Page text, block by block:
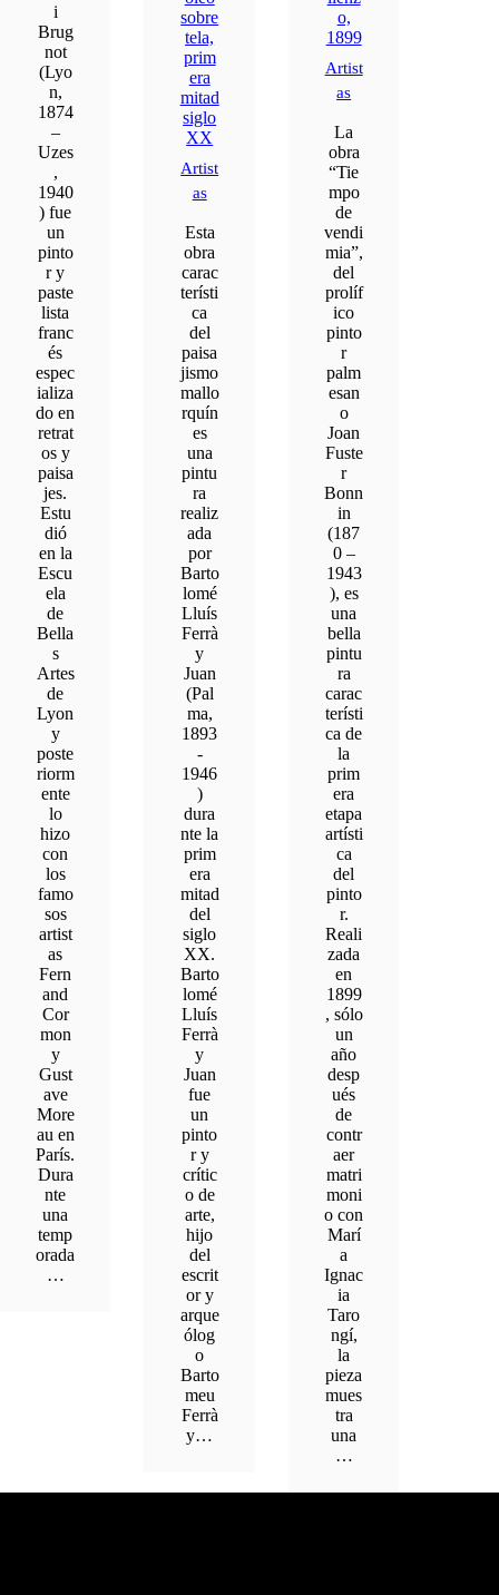
i
Brug
not
(Lyo
n,
1874
–
Uzes
,
1940
) fue
un
pinto
r y
paste
lista
franc
és
espec
ializa
do en
retrat
os y
paisa
jes.
Estu
dió
en la
Escu
ela
de
Bella
s
Artes
de
Lyon
y
poste
riorm
ente
lo
hizo
con
los
famo
sos
artist
as
Fern
and
Cor
mon
y
Gust
ave
More
au en
París.
Dura
nte
una
temp
orada
…
sobre
tela,
prim
era
mitad
siglo
XX
Artist
as
Esta
obra
carac
terísti
ca
del
paisa
jismo
mallo
rquín
es
una
pintu
ra
realiz
ada
por
Barto
lomé
Lluís
Ferrà
y
Juan
(Pal
ma,
1893
-
1946
)
dura
nte la
prim
era
mitad
del
siglo
XX.
Barto
lomé
Lluís
Ferrà
y
Juan
fue
un
pinto
r y
crític
o de
arte,
hijo
del
escrit
or y
arque
ólog
o
Barto
meu
Ferrà
y…
o,
1899
Artist
as
La
obra
“Tie
mpo
de
vendi
mia”,
del
prolíf
ico
pinto
r
palm
esan
o
Joan
Fuste
r
Bonn
in
(187
0 –
1943
), es
una
bella
pintu
ra
carac
terísti
ca de
la
prim
era
etapa
artísti
ca
del
pinto
r.
Reali
zada
en
1899
, sólo
un
año
desp
ués
de
contr
aer
matri
moni
o con
Marí
a
Ignac
ia
Taro
ngí,
la
pieza
mues
tra
una
…